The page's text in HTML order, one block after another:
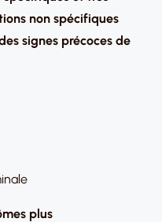
non spécifiques
signes précoces de
plus